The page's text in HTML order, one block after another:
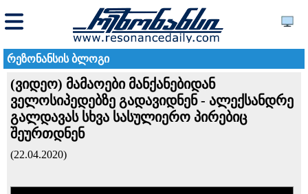
რეზონანსის ბლოგი
(ვიდეო) მამაოები მანქანებიდან
ველოსიპედებზე გადავიდნენ - ალექსანდრე
გალდავას სხვა სასულიერო პირებიც
შეურთდნენ
(22.04.2020)